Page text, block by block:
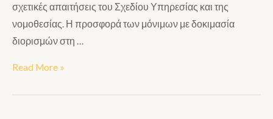
σχετικές απαιτήσεις του Σχεδίου Υπηρεσίας και της
νομοθεσίας. Η προσφορά των μόνιμων με δοκιμασία
διορισμών στη …
Read More »